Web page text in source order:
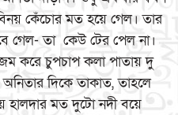
কেঁচোর মত হয়ে গেল। তার
গেল- তা কেউ টের পেল না।
করে চুপচাপ কলা পাতায় দু
দিকে তাকাত, তাহলে
মত দুটো নদী বয়ে